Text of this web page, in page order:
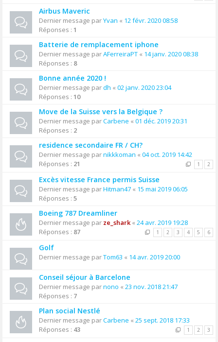
Airbus Maveric
Dernier message parYvan « 12 févr. 2020 08:58
Réponses : 1
Batterie de remplacement iphone
Dernier message parAFerreiraPT « 14 janv. 2020 08:38
Réponses : 8
Bonne année 2020 !
Dernier message pardh « 02 janv. 2020 23:04
Réponses : 10
Move de la Suisse vers la Belgique ?
Dernier message parCarbene « 01 déc. 2019 20:31
Réponses : 2
residence secondaire FR / CH?
Dernier message parnikkkoman « 04 oct. 2019 14:42
Réponses : 21 1 2
Excès vitesse France permis Suisse
Dernier message parHitman47 « 15 mai 2019 06:05
Réponses : 5
Boeing 787 Dreamliner
Dernier message par ze_shark« 24 avr. 2019 19:28
Réponses : 87 1 2 3 4 5 6
Golf
Dernier message parTom63 « 14 avr. 2019 20:00
Conseil séjour à Barcelone
Dernier message parnono « 23 nov. 2018 21:47
Réponses : 7
Plan social Nestlé
Dernier message parCarbene « 25 sept. 2018 17:33
Réponses : 43 1 2 3